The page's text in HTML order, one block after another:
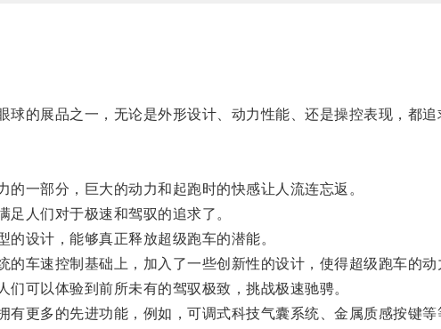
的展品之一，无论是外形设计、动力性能、还是操控表现，都追
一部分，巨大的动力和起跑时的快感让人流连忘返。
人们对于极速和驾驭的追求了。
设计，能够真正释放超级跑车的潜能。
车速控制基础上，加入了一些创新性的设计，使得超级跑车的动
可以体验到前所未有的驾驭极致，挑战极速驰骋。
更多的先进功能，例如，可调式科技气囊系统、金属质感按键等